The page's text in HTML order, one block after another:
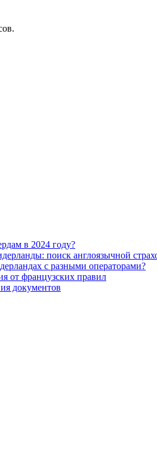
в 2024 году?
поиск англоязычной
с разными операторами?
от французских правил
документов